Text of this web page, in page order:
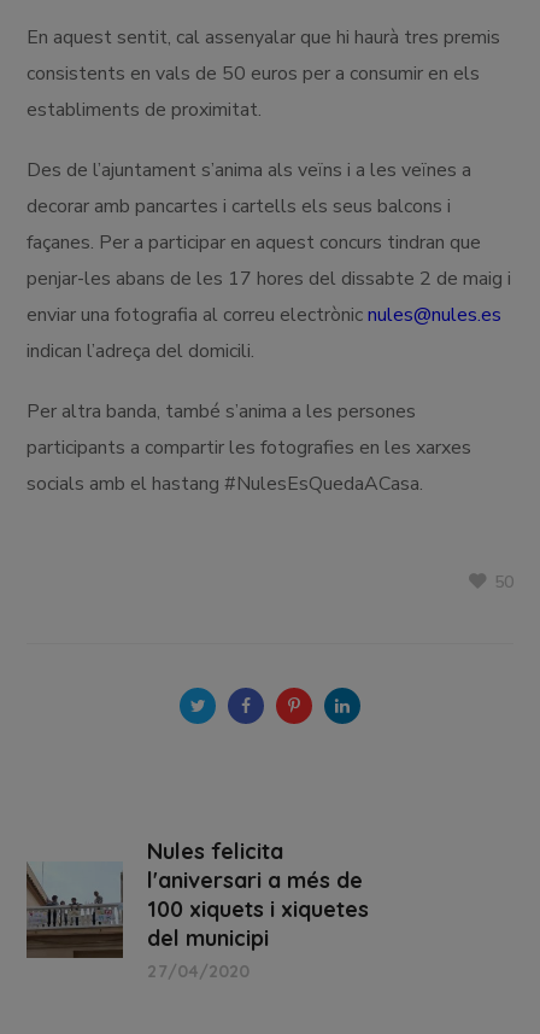
En aquest sentit, cal assenyalar que hi haurà tres premis
consistents en vals de 50 euros per a consumir en els
establiments de proximitat.
Des de l’ajuntament s’anima als veïns i a les veïnes a
decorar amb pancartes i cartells els seus balcons i
façanes. Per a participar en aquest concurs tindran que
penjar-les abans de les 17 hores del dissabte 2 de maig i
enviar una fotografia al correu electrònicnules@nules.es
indican l’adreça del domicili.
Per altra banda, també s’anima a les persones
participants a compartir les fotografies en les xarxes
socials amb el hastang #NulesEsQuedaACasa.
50
Nules felicita
l'aniversari a més de
100 xiquets i xiquetes
del municipi
27/04/2020